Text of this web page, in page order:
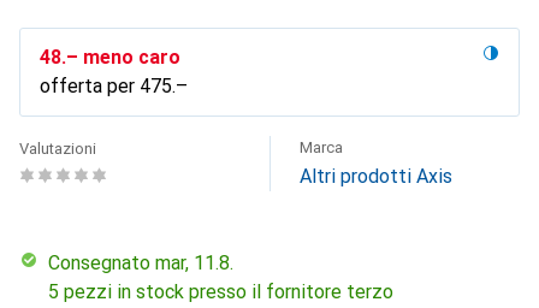
CHF
48.– meno caro
offerta per CHF
475.–
Valutazioni Marca
Altri prodotti Axis
Consegnato mar, 11.8.
5 pezzi in stock presso il fornitore terzo